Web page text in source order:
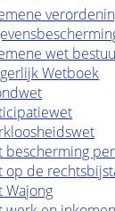
wet
Wetboek
bescherming
op de
Wajong